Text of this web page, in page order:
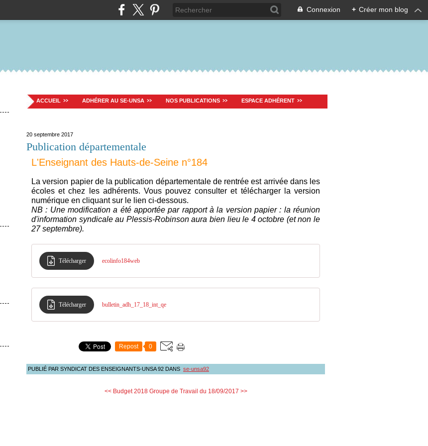
Connexion + Créer mon blog
ACCUEIL ADHÉRER AU SE-UNSA NOS PUBLICATIONS ESPACE ADHÉRENT
20 septembre 2017
Publication départementale
L'Enseignant des Hauts-de-Seine n°184
La version papier de la publication départementale de rentrée est arrivée dans les
écoles et chez les adhérents. Vous pouvez consulter et télécharger la version
numérique en cliquant sur le lien ci-dessous.
NB : Une modification a été apportée par rapport à la version papier : la réunion
d'information syndicale au Plessis-Robinson aura bien lieu le 4 octobre (et non le
27 septembre).
Télécharger ecolinfo184web
Télécharger bulletin_adh_17_18_int_qe
Repost 0
PUBLIÉ PAR SYNDICAT DES ENSEIGNANTS-UNSA 92 DANS se-unsa92
<< Budget 2018 Groupe de Travail du 18/09/2017 >>